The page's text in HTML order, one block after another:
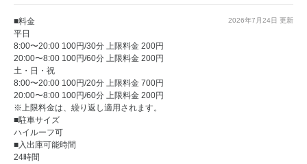
2026年7月24日 更新
■料金
平日
8:00〜20:00 100円/30分 上限料金 200円
20:00〜8:00 100円/60分 上限料金 200円
土・日・祝
8:00〜20:00 100円/20分 上限料金 700円
20:00〜8:00 100円/60分 上限料金 200円
※上限料金は、繰り返し適用されます。
■駐車サイズ
ハイルーフ可
■入出庫可能時間
24時間